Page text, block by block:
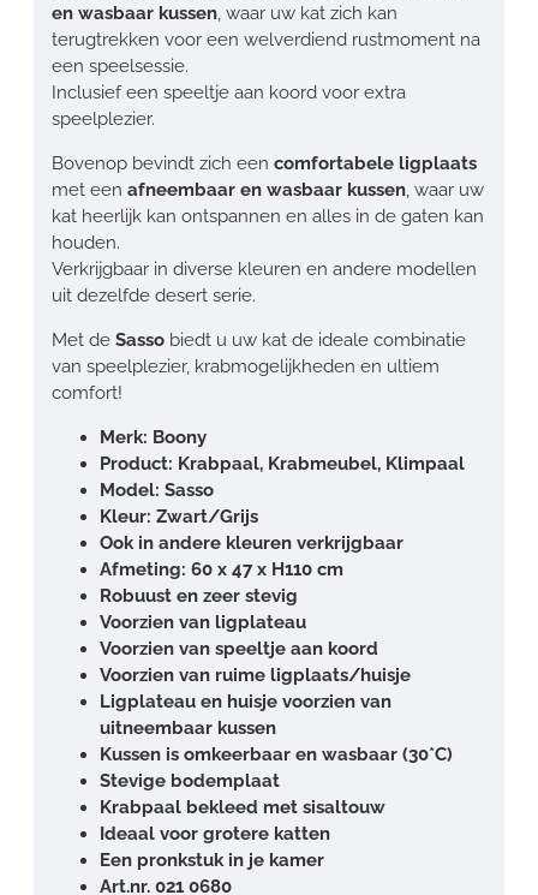
en wasbaar kussen, waar uw kat zich kan
terugtrekken voor een welverdiend rustmoment na
een speelsessie.
Inclusief een speeltje aan koord voor extra
speelplezier.
Bovenop bevindt zich een comfortabele ligplaats
met een afneembaar en wasbaar kussen, waar uw
kat heerlijk kan ontspannen en alles in de gaten kan
houden.
Verkrijgbaar in diverse kleuren en andere modellen
uit dezelfde desert serie.
Met de Sasso biedt u uw kat de ideale combinatie
van speelplezier, krabmogelijkheden en ultiem
comfort!
Merk: Boony
Product: Krabpaal, Krabmeubel, Klimpaal
Model: Sasso
Kleur: Zwart/Grijs
Ook in andere kleuren verkrijgbaar
Afmeting: 60 x 47 x H110 cm
Robuust en zeer stevig
Voorzien van ligplateau
Voorzien van speeltje aan koord
Voorzien van ruime ligplaats/huisje
Ligplateau en huisje voorzien van
uitneembaar kussen
Kussen is omkeerbaar en wasbaar (30*C)
Stevige bodemplaat
Krabpaal bekleed met sisaltouw
Ideaal voor grotere katten
Een pronkstuk in je kamer
Art.nr. 021 0680